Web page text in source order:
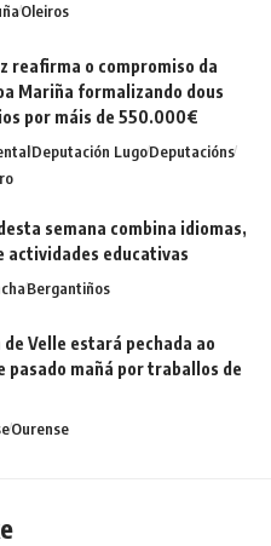
Oleiros
reafirma o compromiso da
Mariña formalizando dous
por máis de 550.000€
Deputación LugoDeputacións
semana combina idiomas,
actividades educativas
Bergantiños
de Velle estará pechada ao
pasado mañá por traballos de
Ourense